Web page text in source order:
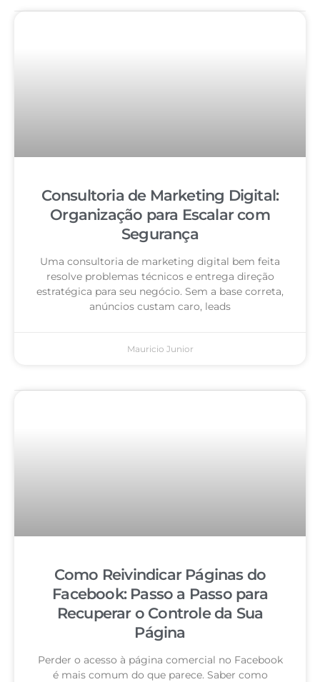
Consultoria de Marketing Digital:
Organização para Escalar com
Segurança
Uma consultoria de marketing digital bem feita
resolve problemas técnicos e entrega direção
estratégica para seu negócio. Sem a base correta,
anúncios custam caro, leads
Mauricio Junior
Como Reivindicar Páginas do
Facebook: Passo a Passo para
Recuperar o Controle da Sua
Página
Perder o acesso à página comercial no Facebook
é mais comum do que parece. Saber como